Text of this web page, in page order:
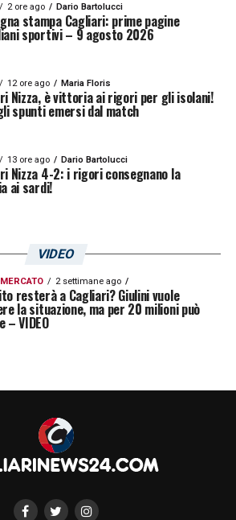
2 ore ago Dario Bartolucci
stampa Cagliari: prime pagine
sportivi – 9 agosto 2026
12 ore ago Maria Floris
Nizza, è vittoria ai rigori per gli isolani!
spunti emersi dal match
13 ore ago Dario Bartolucci
Nizza 4-2: i rigori consegnano la
ai sardi!
VIDEO
2 settimane ago
resterà a Cagliari? Giulini vuole
la situazione, ma per 20 milioni può
– VIDEO